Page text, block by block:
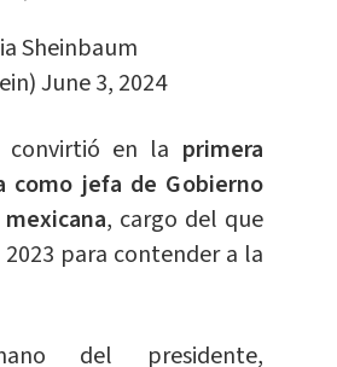
Sheinbaum
June 3, 2024
convirtió en la primera
como jefa de Gobierno
, cargo del que
para contender a la
del presidente,